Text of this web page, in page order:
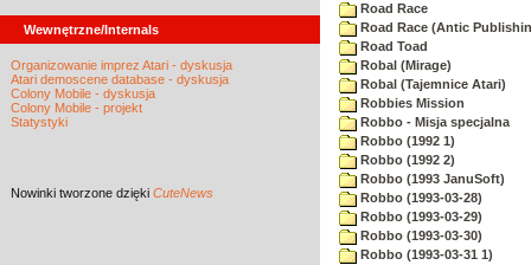
Wewnętrzne/Internals
Organizowanie imprez Atari - dyskusja
Atari demoscene database - dyskusja
Colony Mobile - dyskusja
Colony Mobile - projekt
Statystyki
Nowinki tworzone dzięki CuteNews
Road Race
Road Race (Antic
Road Toad
Robal (Mirage)
Robal (Tajemnice Atari)
Robbies Mission
Robbo - Misja specjalna
Robbo (1992 1)
Robbo (1992 2)
Robbo (1993 JanuSoft)
Robbo (1993-03-28)
Robbo (1993-03-29)
Robbo (1993-03-30)
Robbo (1993-03-31 1)